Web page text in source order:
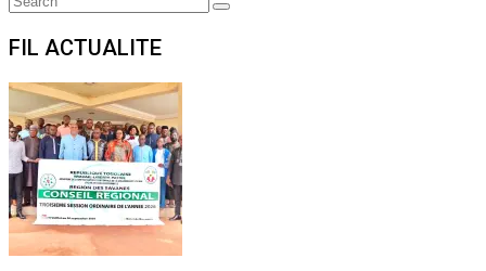
Search
FIL ACTUALITE